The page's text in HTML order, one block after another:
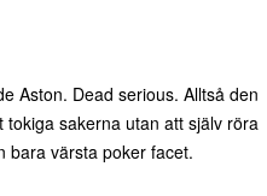
Aston. Dead serious. Alltså den
sakerna utan att själv röra
bara värsta poker facet.